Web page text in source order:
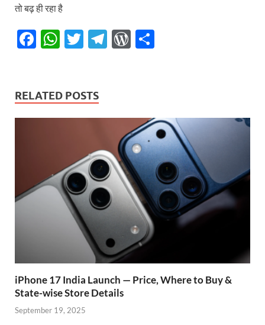
तो बढ़ ही रहा है
F
b
o
W
s
A
T
er
T
a
m
W
re
ss
RELATED POSTS
iPhone 17 India Launch — Price, Where to Buy &
State-wise Store Details
September 19, 2025